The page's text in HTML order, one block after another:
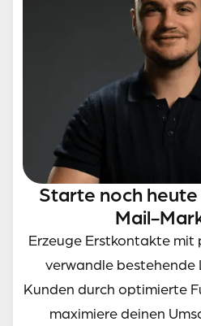
Starte noch
Mail-
Erzeuge Erstkontakte mit
verwandle bestehende
Kunden durch optimierte
maximiere deinen